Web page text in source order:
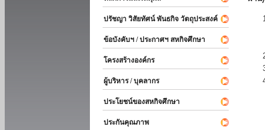
ปรัชญา วิสัยทัศน์ พันธกิจ วัตถุประสงค์
ข้อบังคับฯ / ประกาศฯ สหกิจศึกษา
โครงสร้างองค์กร
ผู้บริหาร / บุคลากร
ประโยชน์ของสหกิจศึกษา
ประกันคุณภาพ